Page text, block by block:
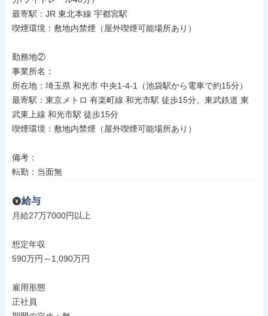
最寄駅：JR 東北本線 宇都宮駅
喫煙環境：敷地内禁煙（屋外喫煙可能場所あり）
勤務地②
事業所名：
所在地：埼玉県 和光市 中央1-4-1（池袋駅から電車で約15分）
最寄駅：東京メトロ 有楽町線 和光市駅 徒歩15分、東武鉄道 東
武東上線 和光市駅 徒歩15分
喫煙環境：敷地内禁煙（屋外喫煙可能場所あり）
備考：
転勤：当面無
給与
月給27万7000円以上
想定年収
590万円～1,090万円
雇用形態
正社員